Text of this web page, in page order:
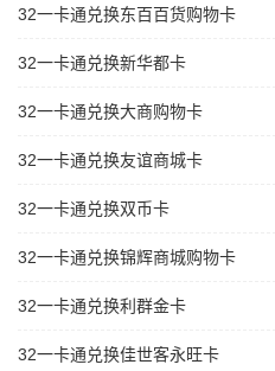
32一卡通兑换东百百货购物卡
32一卡通兑换新华都卡
32一卡通兑换大商购物卡
32一卡通兑换友谊商城卡
32一卡通兑换双币卡
32一卡通兑换锦辉商城购物卡
32一卡通兑换利群金卡
32一卡通兑换佳世客永旺卡